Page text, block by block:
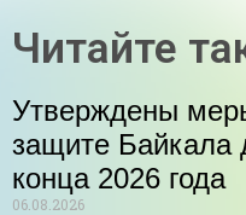
Читайте
Утверждены
защите Байкала
конца 2026 года
06.08.2026